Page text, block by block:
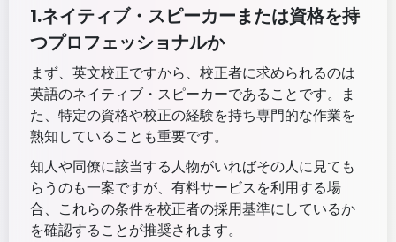
1.ネイティブ・スピーカーまたは資格を持
つプロフェッショナルか
まず、英文校正ですから、校正者に求められるのは
英語のネイティブ・スピーカーであることです。ま
た、特定の資格や校正の経験を持ち専門的な作業を
熟知していることも重要です。
知人や同僚に該当する人物がいればその人に見ても
らうのも一案ですが、有料サービスを利用する場
合、これらの条件を校正者の採用基準にしているか
を確認することが推奨されます。